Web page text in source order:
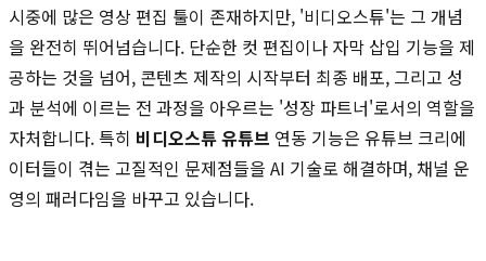
시중에 많은 영상 편집 툴이 존재하지만, '비디오스튜'는 그 개념
을 완전히 뛰어넘습니다. 단순한 컷 편집이나 자막 삽입 기능을 제
공하는 것을 넘어, 콘텐츠 제작의 시작부터 최종 배포, 그리고 성
과 분석에 이르는 전 과정을 아우르는 '성장 파트너'로서의 역할을
자처합니다. 특히 비디오스튜 유튜브 연동 기능은 유튜브 크리에
이터들이 겪는 고질적인 문제점들을 AI 기술로 해결하며, 채널 운
영의 패러다임을 바꾸고 있습니다.